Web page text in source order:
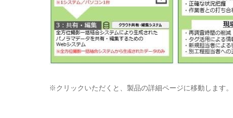
※クリックいただくと、製品の詳細ページに移動します。